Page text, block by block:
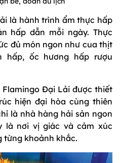
là hành trình ẩm thực hấp
hấp dẫn mỗi ngày. Thực
đủ món ngon như cua thịt
hấp, ốc hương hấp rượu
Đại Lải được thiết
hiện đại hòa cùng thiên
là nhà hàng hải sản ngon
là nơi vị giác và cảm xúc
từng khoảnh khắc.